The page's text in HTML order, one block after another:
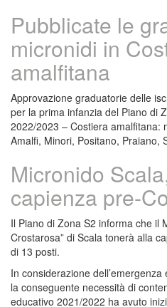
Pubblicate le
micronidi in
amalfitana
Approvazione graduatorie delle
per la prima infanzia del Piano di
2022/2023 – Costiera amalfitana:
Amalfi, Minori, Positano, Praiano,
Micronido
capienza pre-
Il Piano di Zona S2 informa che il
Crostarosa” di Scala tonerà alla
di 13 posti.
In considerazione
la conseguente necessità di
educativo 2021/2022 ha avuto